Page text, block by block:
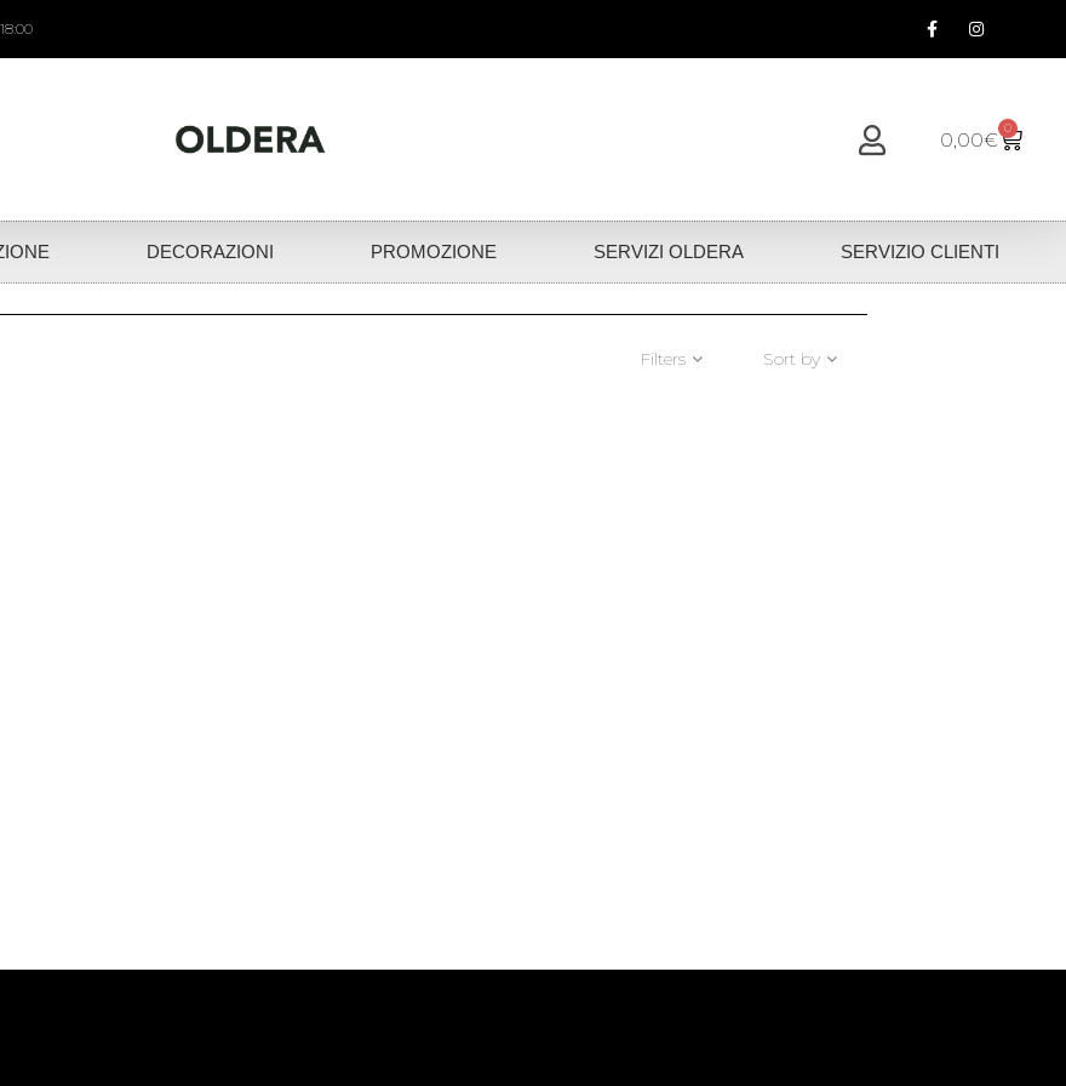
0,00€ 0
DECORAZIONI PROMOZIONE SERVIZI OLDERA SERVIZIO CLIENTI
Filters Sort by